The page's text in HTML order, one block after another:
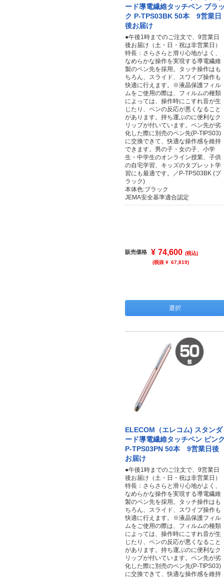
ード導電繊維タッチペン ブラ
ク P-TPS03BK 50本 9営業日
後お届け
●午後1時までのご注文で、9営業日
後お届け（土・日・祝は非営業日）
特長：さらさらと滑り心地がよく、
なめらかな操作を実現する導電繊維
製のペン先を採用。タッチ操作はも
ちろん、スライド、スワイプ操作も
快適に行えます。※液晶保護フィル
ムをご使用の際は、フィルムの種類
によっては、操作時にこすれ音が生
じたり、ペンの反応が悪くなること
があります。持ち運ぶのに便利なク
リップが付いています。ペン先が劣
化した際に別売のペン先(P-TIPS03)
に交換できて、快適な操作感を維持
できます。男の子・女の子、小学
生・中学生のオンライン授業、子供
の自宅学習、キッズのタブレット学
習にも最適です。／P-TPS03BK (ブ
ラック)
本体色:ブラック
JEMA安全基準適合認定
販売価格 ¥ 74,600 (税込)
(税抜 ¥ 67,819)
選択
ELECOM（エレコム) スタンダ
ード導電繊維タッチペン ピン
P-TPS03PN 50本 9営業日後
お届け
●午後1時までのご注文で、9営業日
後お届け（土・日・祝は非営業日）
特長：さらさらと滑り心地がよく、
なめらかな操作を実現する導電繊維
製のペン先を採用。タッチ操作はも
ちろん、スライド、スワイプ操作も
快適に行えます。※液晶保護フィル
ムをご使用の際は、フィルムの種類
によっては、操作時にこすれ音が生
じたり、ペンの反応が悪くなること
があります。持ち運ぶのに便利なク
リップが付いています。ペン先が劣
化した際に別売のペン先(P-TIPS03)
に交換できて、快適な操作感を維持